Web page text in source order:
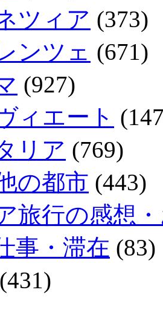
ツィア (373)
ンツェ (671)
(927)
ィエート
リア (769)
の都市 (443)
旅行の感想
事・滞在 (83)
(431)